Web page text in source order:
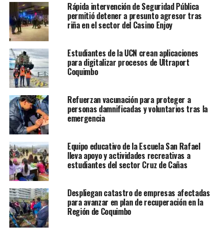
Rápida intervención de Seguridad Pública
permitió detener a presunto agresor tras
riña en el sector del Casino Enjoy
Estudiantes de la UCN crean aplicaciones
para digitalizar procesos de Ultraport
Coquimbo
Refuerzan vacunación para proteger a
personas damnificadas y voluntarios tras la
emergencia
Equipo educativo de la Escuela San Rafael
lleva apoyo y actividades recreativas a
estudiantes del sector Cruz de Cañas
Despliegan catastro de empresas afectadas
para avanzar en plan de recuperación en la
Región de Coquimbo